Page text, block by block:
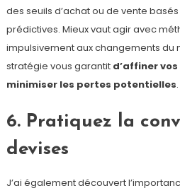
des seuils d’achat ou de vente
prédictives. Mieux vaut agir avec
impulsivement aux changements du
stratégie vous garantit d’affiner
minimiser les pertes potentielles.
6. Pratiquez la
devises
J’ai également découvert